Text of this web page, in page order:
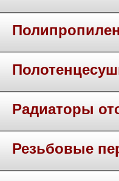
Радиаторы
Резьбовые